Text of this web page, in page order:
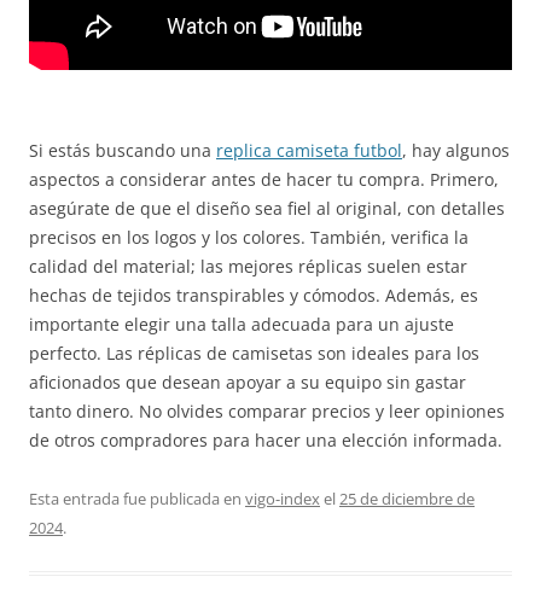
Si estás buscando una replica camiseta futbol, hay algunos
aspectos a considerar antes de hacer tu compra. Primero,
asegúrate de que el diseño sea fiel al original, con detalles
precisos en los logos y los colores. También, verifica la
calidad del material; las mejores réplicas suelen estar
hechas de tejidos transpirables y cómodos. Además, es
importante elegir una talla adecuada para un ajuste
perfecto. Las réplicas de camisetas son ideales para los
aficionados que desean apoyar a su equipo sin gastar
tanto dinero. No olvides comparar precios y leer opiniones
de otros compradores para hacer una elección informada.
Esta entrada fue publicada en vigo-indexel25 de diciembre de
2024.